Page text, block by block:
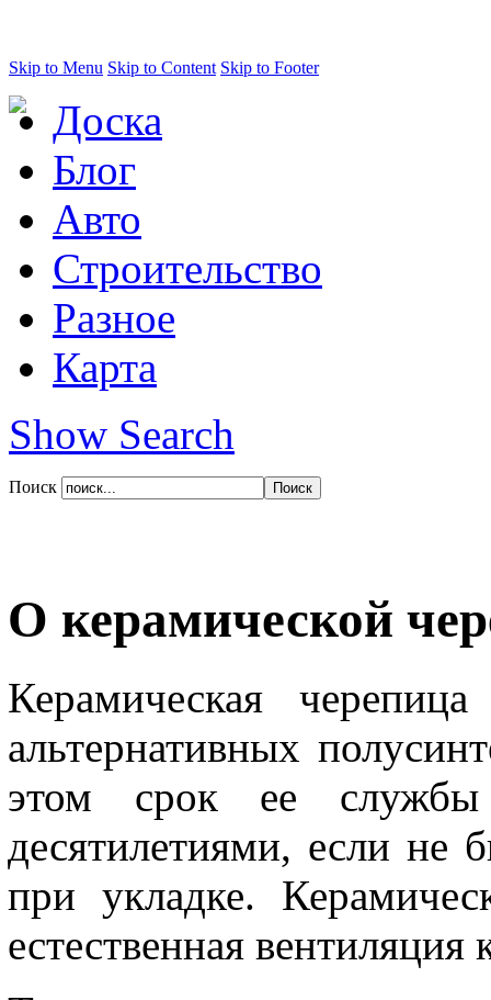
Skip to Menu Skip to Content Skip to Footer
Доска
Блог
Авто
Строительство
Разное
Карта
Show Search
Поиск
О керамической
Керамическая
альтернативных
этом срок ее службы
десятилетиями, если
при укладке.
естественная вентиляция